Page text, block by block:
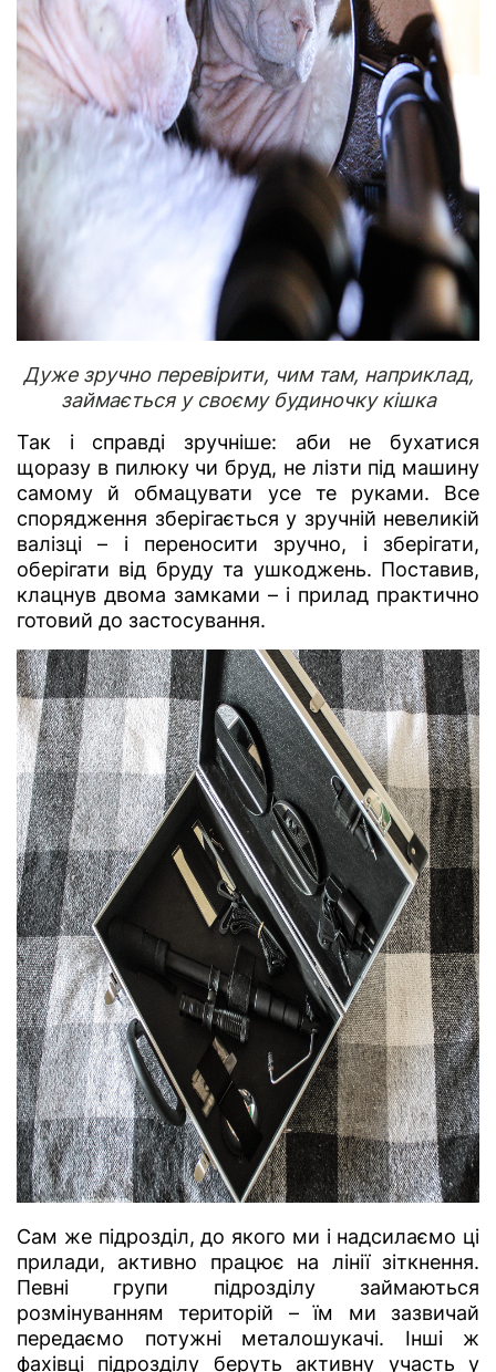
Дуже зручно перевірити, чим там, наприклад,
займається у своєму будиночку кішка
Так і справді зручніше: аби не бухатися
щоразу в пилюку чи бруд, не лізти під машину
самому й обмацувати усе те руками. Все
спорядження зберігається у зручній невеликій
валізці – і переносити зручно, і зберігати,
оберігати від бруду та ушкоджень. Поставив,
клацнув двома замками – і прилад практично
готовий до застосування.
Сам же підрозділ, до якого ми і надсилаємо ці
прилади, активно працює на лінії зіткнення.
Певні групи підрозділу займаються
розмінуванням територій – їм ми зазвичай
передаємо потужні металошукачі. Інші ж
фахівці підрозділу беруть активну участь у